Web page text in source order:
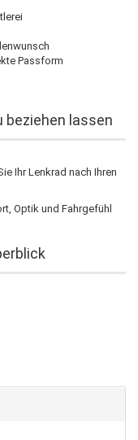
Passform
beziehen lassen
Ihr Lenkrad nach Ihren
Optik und Fahrgefühl